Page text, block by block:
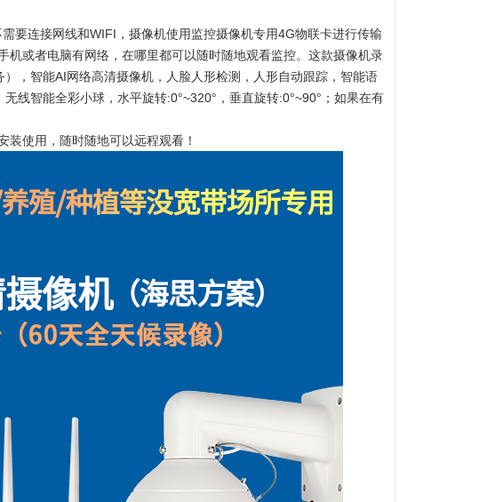
要连接网线和WIFI，摄像机使用监控摄像机专用4G物联卡进行传输
机或者电脑有网络，在哪里都可以随时随地观看监控。这款摄像机录
， 智能AI网络高清摄像机，人脸人形检测，人形自动跟踪，智能语
无线智能全彩小球， 水平旋转:0°~320°，垂直旋转:0°~90°； 如果在有
装使用 ，随时随地可以远程观看！